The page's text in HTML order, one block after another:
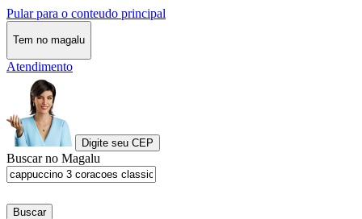
Pular para o conteudo principal
Tem no magalu
Atendimento
Digite seu CEP
Buscar no Magalu
Buscar